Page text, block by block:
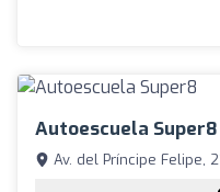
Autoescuela Super8
Av. del Príncipe Felipe,